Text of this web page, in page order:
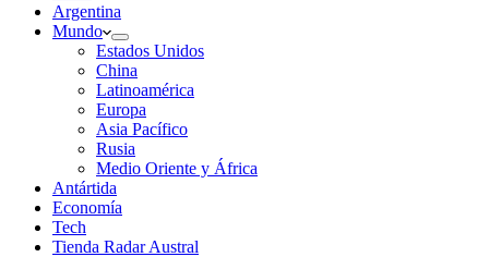
Argentina
Mundo
Estados Unidos
China
Latinoamérica
Europa
Asia Pacífico
Rusia
Medio Oriente y África
Antártida
Economía
Tech
Tienda Radar Austral